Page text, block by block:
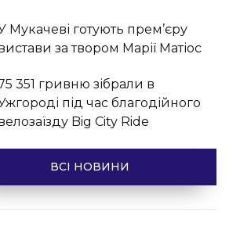
Мукачеві готують прем’єру
за твором Марії Матіос
351 гривню зібрали в
під час благодійного
Big Сity Ride
ВСІ НОВИНИ